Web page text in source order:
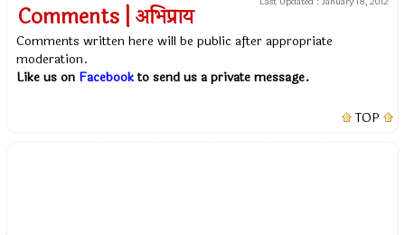
Comments | अभिप्राय
Comments written here will be public after appropriate
moderation.
Like us on Facebookto send us a private message.
TOP